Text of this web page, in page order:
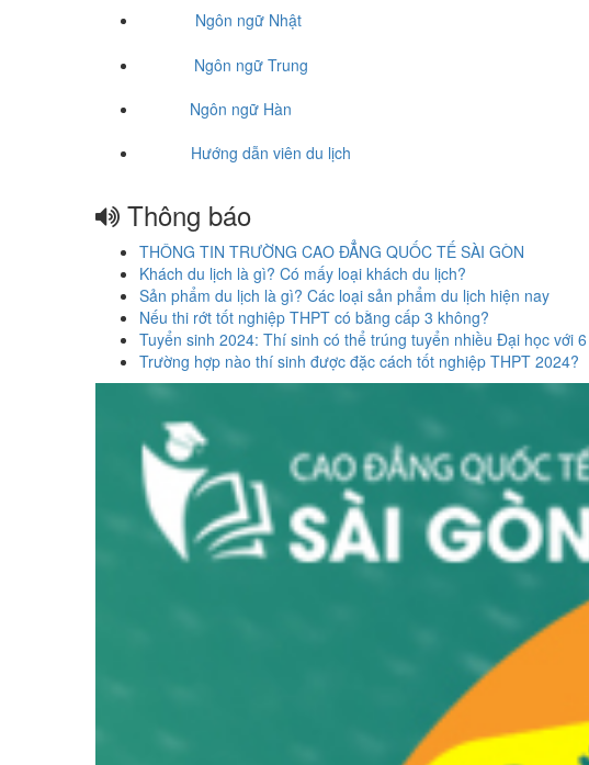
Ngôn ngữ Nhật
Ngôn ngữ Trung
Ngôn ngữ Hàn
Hướng dẫn viên du lịch
Thông báo
THÔNG TIN TRƯỜNG CAO ĐẲNG QUỐC TẾ SÀI GÒN
Khách du lịch là gì? Có mấy loại khách du lịch?
Sản phẩm du lịch là gì? Các loại sản phẩm du lịch hiện nay
Nếu thi rớt tốt nghiệp THPT có bằng cấp 3 không?
Tuyển sinh 2024: Thí sinh có thể trúng tuyển nhiều Đại học với
Trường hợp nào thí sinh được đặc cách tốt nghiệp THPT 2024?